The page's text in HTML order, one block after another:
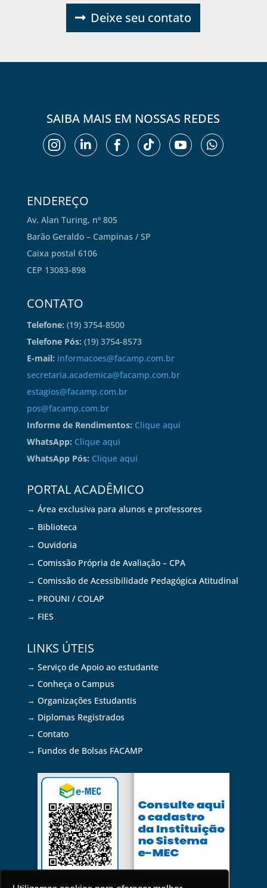
Deixe seu contato
SAIBA MAIS EM NOSSAS REDES
     
ENDEREÇO
Av. Alan Turing, nº 805
Barão Geraldo – Campinas / SP
Caixa postal 6106
CEP 13083-898
CONTATO
Telefone: (19) 3754-8500
Telefone Pós: (19) 3754-8573
E-mail: informacoes@facamp.com.br
secretaria.academica@facamp.com.br
estagios@facamp.com.br
pos@facamp.com.br
Informe de Rendimentos: Clique aqui
WhatsApp: Clique aqui
WhatsApp Pós: Clique aqui
PORTAL ACADÊMICO
→ Área exclusiva para alunos e professores
→ Biblioteca
→ Ouvidoria
→ Comissão Própria de Avaliação – CPA
→ Comissão de Acessibilidade Pedagógica Atitudinal
→ PROUNI / COLAP
→ FIES
LINKS ÚTEIS
→ Serviço de Apoio ao estudante
→ Conheça o Campus
→ Organizações Estudantis
→ Diplomas Registrados
→ Contato
→ Fundos de Bolsas FACAMP